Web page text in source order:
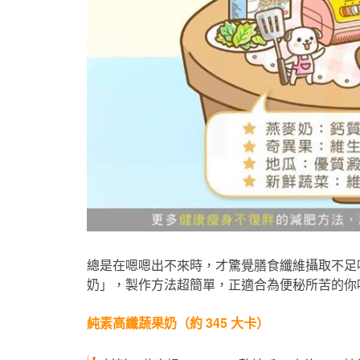
總是在嗯嗯出不來時，才驚覺膳食纖維攝取不
奶」，製作方法超簡單，正適合為便秘所苦的
純素高纖蔬果奶（約 345 大卡）